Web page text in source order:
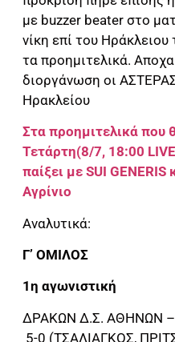
με buzzer beater στο
νίκη επί του Ηράκλειου
τα προημιτελικά.
διοργάνωση οι
Ηρακλείου
Στα προημιτελικά που
Τετάρτη(8/7, 18:00
παίξει με SUI GENERIS
Αγρίνιο
Αναλυτικά:
Γ’ ΟΜΙΛΟΣ
1η αγωνιστική
ΔΡΑΚΩΝ Δ.Σ. ΑΘΗΝΩΝ
5-0 (ΤΣΑΛΙΑΓΚΟΣ,